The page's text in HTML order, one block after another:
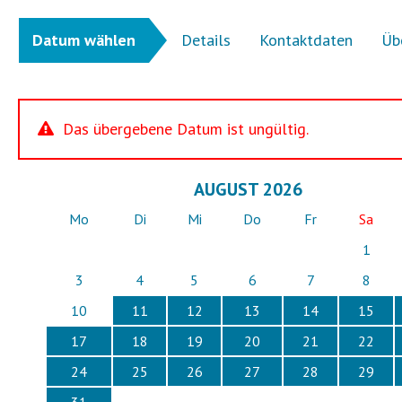
Datum wählen Details Kontaktdaten
Das übergebene Datum ist ungültig.
AUGUST 2026
Mo Di Mi Do Fr
Sa
1
3
4 5 6 7
8
10
11 12 13 14
15
17
18 19 20 21
22
24
25 26 27 28
29